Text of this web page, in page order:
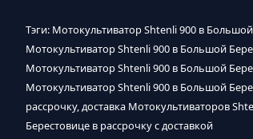
Тэги: Мотокультиватор Shtenli 900 в
Мотокультиватор Shtenli 900 в Большой
Мотокультиватор Shtenli 900 в Большой
Мотокультиватор Shtenli 900 в Большой
рассрочку, доставка Мотокультиваторов
Берестовице в рассрочку с доставкой